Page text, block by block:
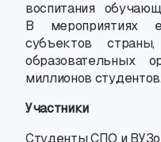
воспитания
В мероприятиях
субъектов страны,
образовательных
миллионов
Участники
Студенты СПО и